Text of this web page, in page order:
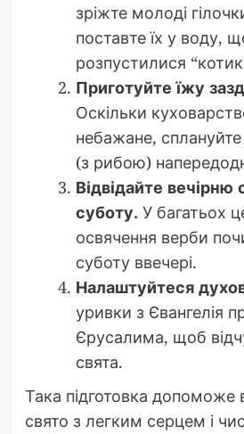
зріжте молоді
поставте їх у воду,
розпустилися
Приготуйте їжу
Оскільки
небажане,
(з рибою)
Відвідайте
суботу. У багатьох
освячення верби
суботу ввечері.
Налаштуйтеся
уривки з Євангелія
Єрусалима, щоб
свята.
Така підготовка допоможе
свято з легким серцем і